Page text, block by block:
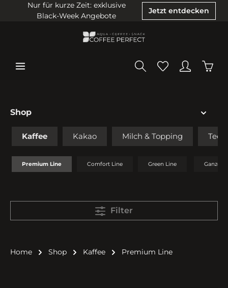
Nur für kurze Zeit: exklusive
Black-Week Angebote
Jetzt entdecken
Shop
Kaffee Kakao Milch & Topping Tee
Premium Line Comfort Line Green Line Ganze
Filter
Home Shop Kaffee Premium Line